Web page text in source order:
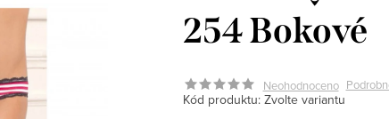
254 Bokové
Neohodnoceno
Kód produktu: Zvolte variantu